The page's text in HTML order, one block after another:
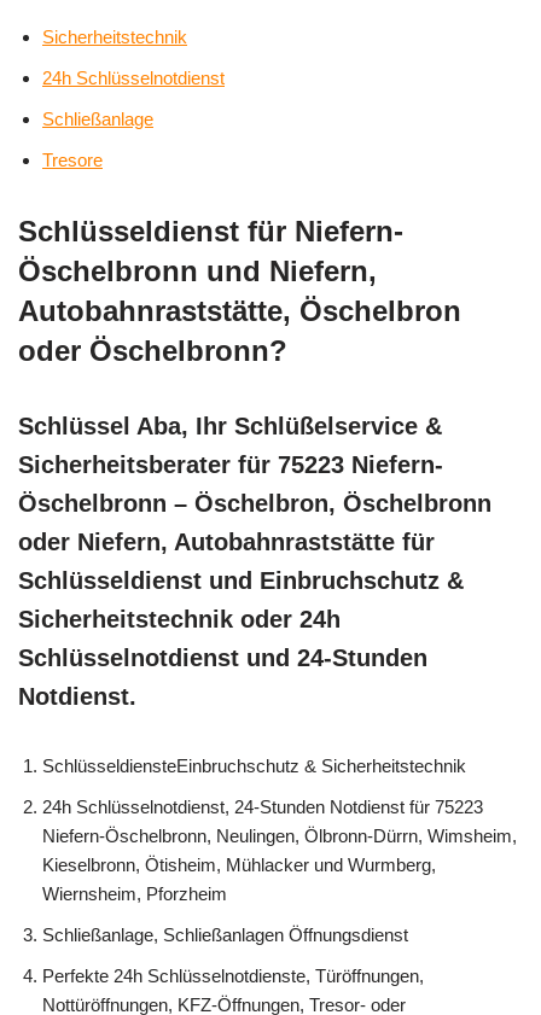
Sicherheitstechnik
24h Schlüsselnotdienst
Schließanlage
Tresore
Schlüsseldienst für Niefern-
Öschelbronn und Niefern,
Autobahnraststätte, Öschelbron
oder Öschelbronn?
Schlüssel Aba, Ihr Schlüßelservice &
Sicherheitsberater für 75223 Niefern-
Öschelbronn – Öschelbron, Öschelbronn
oder Niefern, Autobahnraststätte für
Schlüsseldienst und Einbruchschutz &
Sicherheitstechnik oder 24h
Schlüsselnotdienst und 24-Stunden
Notdienst.
SchlüsseldiensteEinbruchschutz & Sicherheitstechnik
24h Schlüsselnotdienst, 24-Stunden Notdienst für 75223
Niefern-Öschelbronn, Neulingen, Ölbronn-Dürrn, Wimsheim,
Kieselbronn, Ötisheim, Mühlacker und Wurmberg,
Wiernsheim, Pforzheim
Schließanlage, Schließanlagen Öffnungsdienst
Perfekte 24h Schlüsselnotdienste, Türöffnungen,
Nottüröffnungen, KFZ-Öffnungen, Tresor- oder